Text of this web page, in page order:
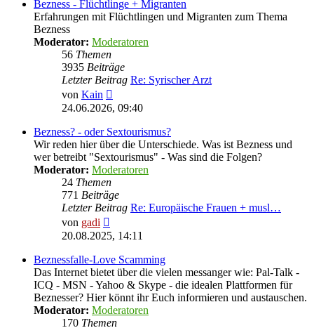
Bezness - Flüchtlinge + Migranten
Erfahrungen mit Flüchtlingen und Migranten zum Thema
Bezness
Moderator: Moderatoren
56 Themen
3935 Beiträge
Letzter Beitrag Re: Syrischer Arzt
von Kain
Beitrag
24.06.2026, 09:40
Bezness? - oder Sextourismus?
Wir reden hier über die Unterschiede. Was ist Bezness und
wer betreibt "Sextourismus" - Was sind die Folgen?
Moderator: Moderatoren
24 Themen
771 Beiträge
Letzter Beitrag Re: Europäische Frauen + musl…
von gadi
Beitrag
20.08.2025, 14:11
Beznessfalle-Love Scamming
Das Internet bietet über die vielen messanger wie: Pal-Talk -
ICQ - MSN - Yahoo & Skype - die idealen Plattformen für
Beznesser? Hier könnt ihr Euch informieren und austauschen.
Moderator: Moderatoren
170 Themen